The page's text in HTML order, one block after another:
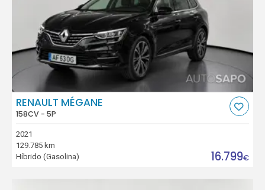
RENAULT MÉGANE
158CV - 5P
2021
129.785 km
Híbrido (Gasolina)
16.799€